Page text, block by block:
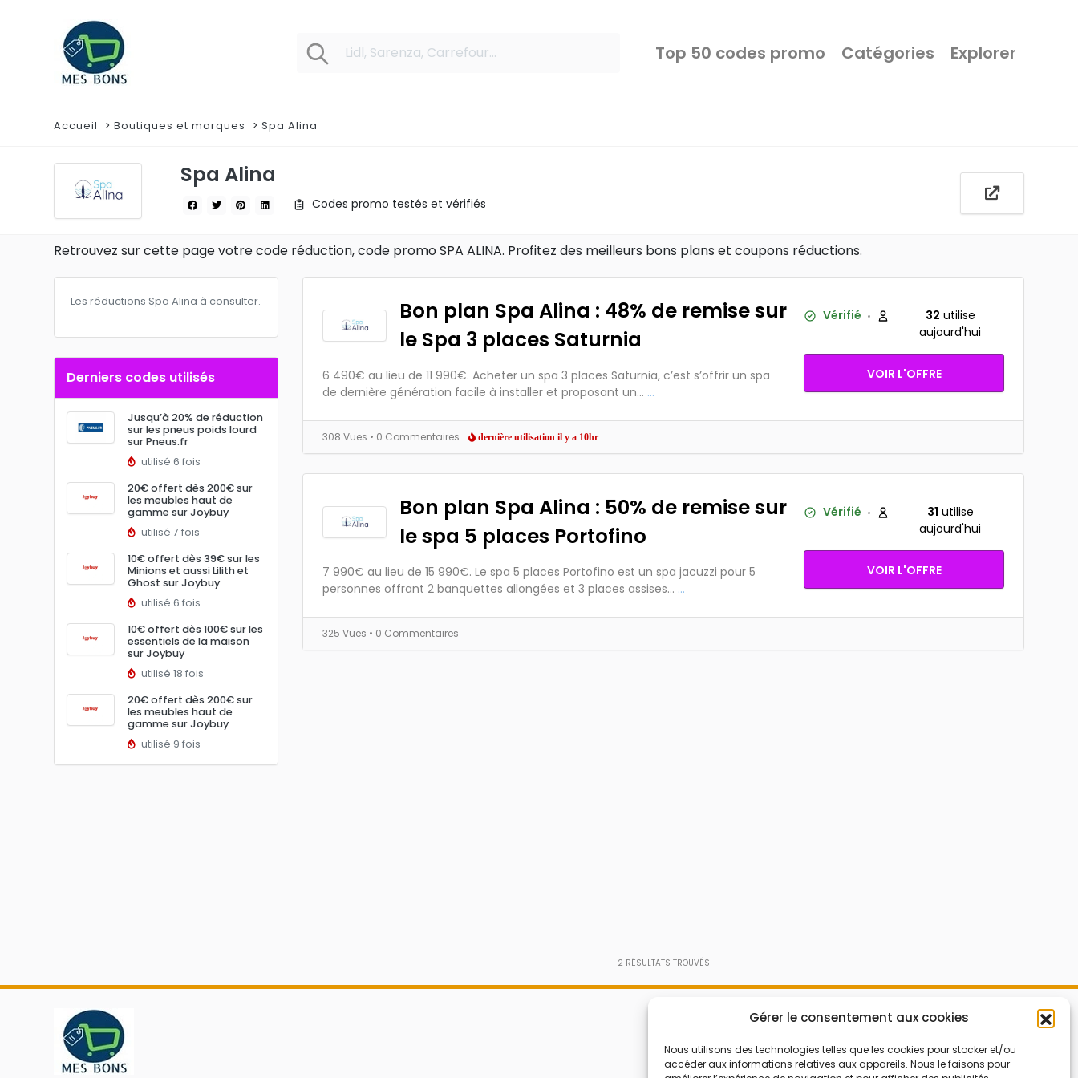
Gérer le consentement aux cookies
Nous utilisons des technologies telles que les cookies pour stocker et/ou
accéder aux informations relatives aux appareils. Nous le faisons pour
Top 50 codes promo Catégories Explorer
Accueil Boutiques et marques Spa Alina
Spa Alina
Codes promo testés et vérifiés
Retrouvez sur cette page votre code réduction, code promo SPA ALINA. Profitez des meilleurs bons plans et coupons réductions.
Les réductions Spa Alina à consulter.
Derniers codes utilisés
Jusqu’à 20% de réduction
sur les pneus poids lourd
sur Pneus.fr
utilisé 6 fois
20€ offert dès 200€ sur
les meubles haut de
gamme sur Joybuy
utilisé 7 fois
10€ offert dès 39€ sur les
Minions et aussi Lilith et
Ghost sur Joybuy
utilisé 6 fois
10€ offert dès 100€ sur les
essentiels de la maison
sur Joybuy
utilisé 18 fois
20€ offert dès 200€ sur
les meubles haut de
gamme sur Joybuy
utilisé 9 fois
Bon plan Spa Alina : 48% de remise sur
le Spa 3 places Saturnia
6 490€ au lieu de 11 990€. Acheter un spa 3 places Saturnia, c’est s’offrir un spa
de dernière génération facile à installer et proposant un... ...
Vérifié 32 utilise
aujourd'hui
VOIR L'OFFRE
308 Vues • 0 Commentaires dernière utilisation il y a 10hr
Bon plan Spa Alina : 50% de remise sur
le spa 5 places Portofino
7 990€ au lieu de 15 990€. Le spa 5 places Portofino est un spa jacuzzi pour 5
personnes offrant 2 banquettes allongées et 3 places assises... ...
Vérifié 31 utilise
aujourd'hui
VOIR L'OFFRE
325 Vues • 0 Commentaires
2 RÉSULTATS TROUVÉS
Mes Bons
FAQ
Bonnes affaires
Code réduction